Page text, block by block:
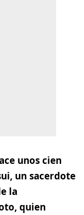
unos cien
un sacerdote
la
quien